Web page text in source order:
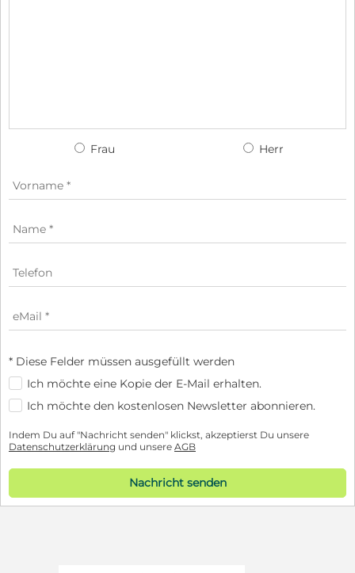
Frau Herr
* Diese Felder müssen ausgefüllt werden
Ich möchte eine Kopie der E-Mail erhalten.
Ich möchte den kostenlosen Newsletter abonnieren.
Indem Du auf "Nachricht senden" klickst, akzeptierst Du unsere
Datenschutzerklärung und unsere AGB
Nachricht senden